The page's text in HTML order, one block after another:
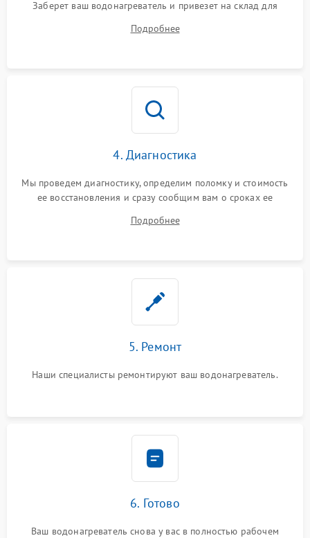
Заберет ваш водонагреватель и привезет на склад для
Подробнее
4. Диагностика
Мы проведем диагностику, определим поломку и стоимость
ее восстановления и сразу сообщим вам о сроках ее
Подробнее
5. Ремонт
Наши специалисты ремонтируют ваш водонагреватель.
6. Готово
Ваш водонагреватель снова у вас в полностью рабочем